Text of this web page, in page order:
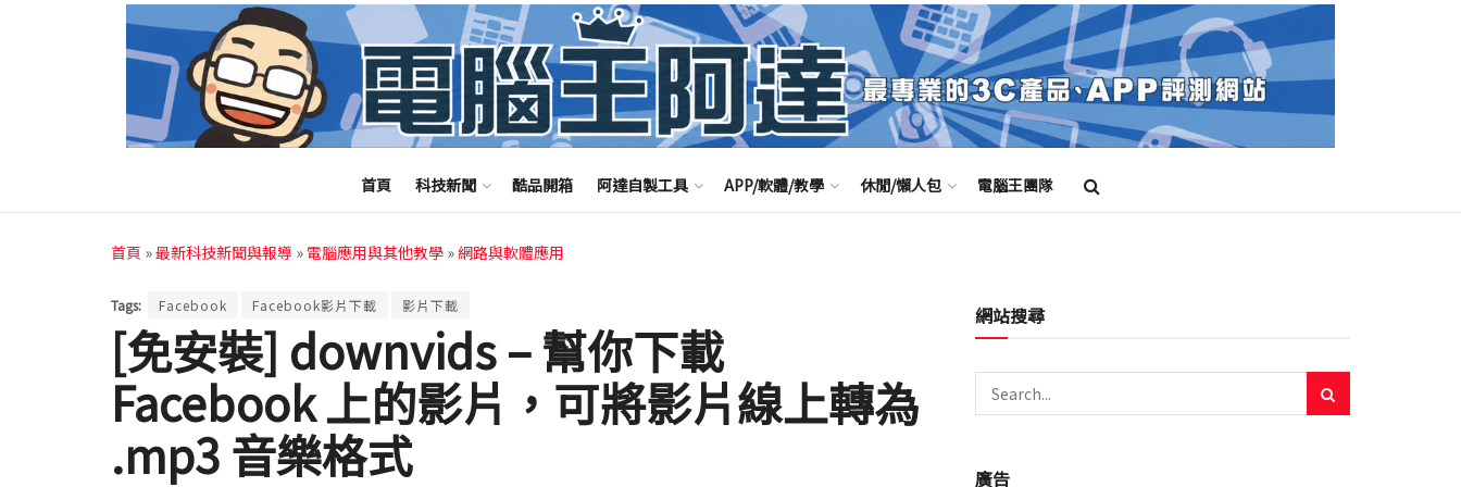
首頁 科技新聞 酷品開箱 阿達自製工具 APP/軟體/教學 休閒/懶人包 電腦王團隊
首頁 »最新科技新聞與報導 » 電腦應用與其他教學 »網路與軟體應用
Tags: Facebook Facebook影片下載 影片下載
[免安裝] downvids – 幫你下載
Facebook 上的影片，可將影片線上轉為
.mp3 音樂格式
網站搜尋
廣告